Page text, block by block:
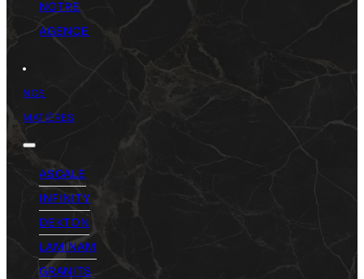
NOTRE
AGENCE
NOS
MATIÈRES
ASCALE
INFINITY
DEKTON
LAMINAM
GRANITS